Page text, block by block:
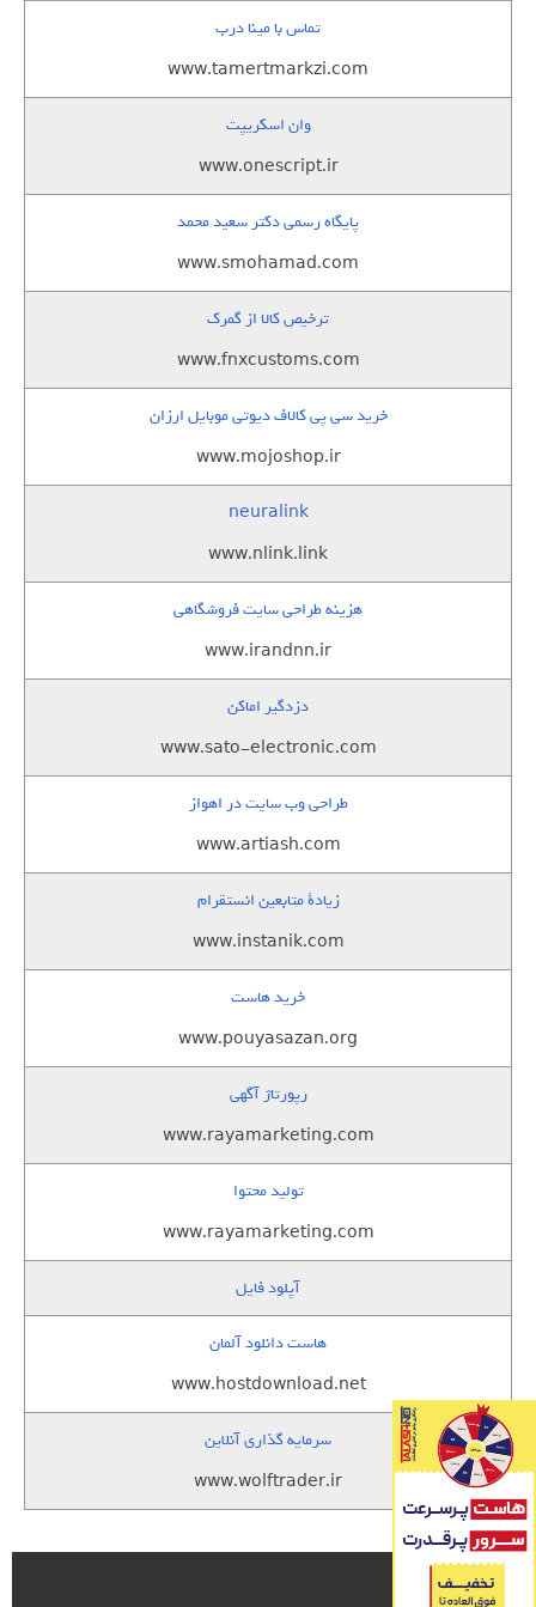
تماس با مینا درب
www.tamertmarkzi.com
وان اسکریپت
www.onescript.ir
پایگاه رسمی دکتر سعید محمد
www.smohamad.com
ترخیص کالا از گمرک
www.fnxcustoms.com
خرید سی پی کالاف دیوتی موبایل ارزان
www.mojoshop.ir
neuralink
www.nlink.link
هزینه طراحی سایت فروشگاهی
www.irandnn.ir
دزدگیر اماکن
www.sato-electronic.com
طراحی وب سایت در اهواز
www.artiash.com
زيادة متابعين انستقرام
www.instanik.com
خرید هاست
www.pouyasazan.org
رپورتاژ آگهی
www.rayamarketing.com
تولید محتوا
www.rayamarketing.com
آپلود فایل
هاست دانلود آلمان
www.hostdownload.net
سرمایه گذاری آنلاین
www.wolftrader.ir